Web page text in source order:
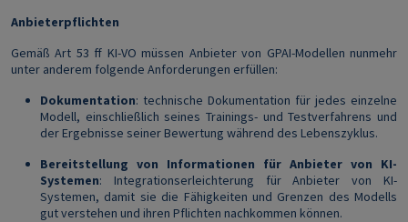
Anbieterpflichten
Gemäß Art 53 ff KI-VO müssen Anbieter von GPAI-Modellen nunmehr
unter anderem folgende Anforderungen erfüllen:
Dokumentation: technische Dokumentation für jedes einzelne
Modell, einschließlich seines Trainings- und Testverfahrens und
der Ergebnisse seiner Bewertung während des Lebenszyklus.
Bereitstellung von Informationen für Anbieter von KI-
Systemen: Integrationserleichterung für Anbieter von KI-
Systemen, damit sie die Fähigkeiten und Grenzen des Modells
gut verstehen und ihren Pflichten nachkommen können.